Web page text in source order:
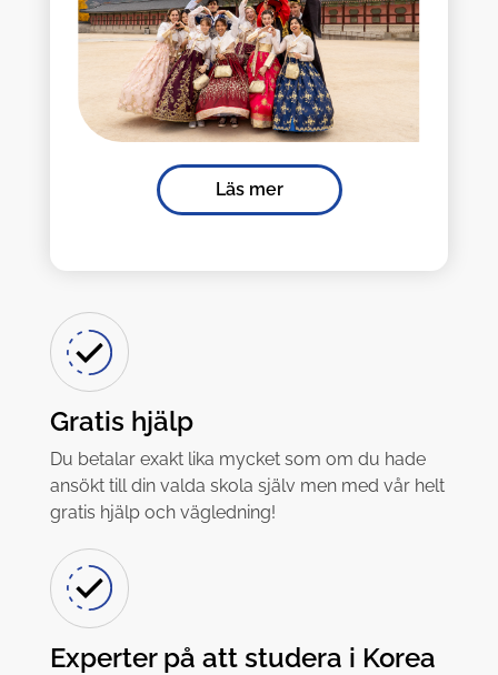
Läs mer
Gratis hjälp
Du betalar exakt lika mycket som om du hade
ansökt till din valda skola själv men med vår helt
gratis hjälp och vägledning!
Experter på att studera i Korea